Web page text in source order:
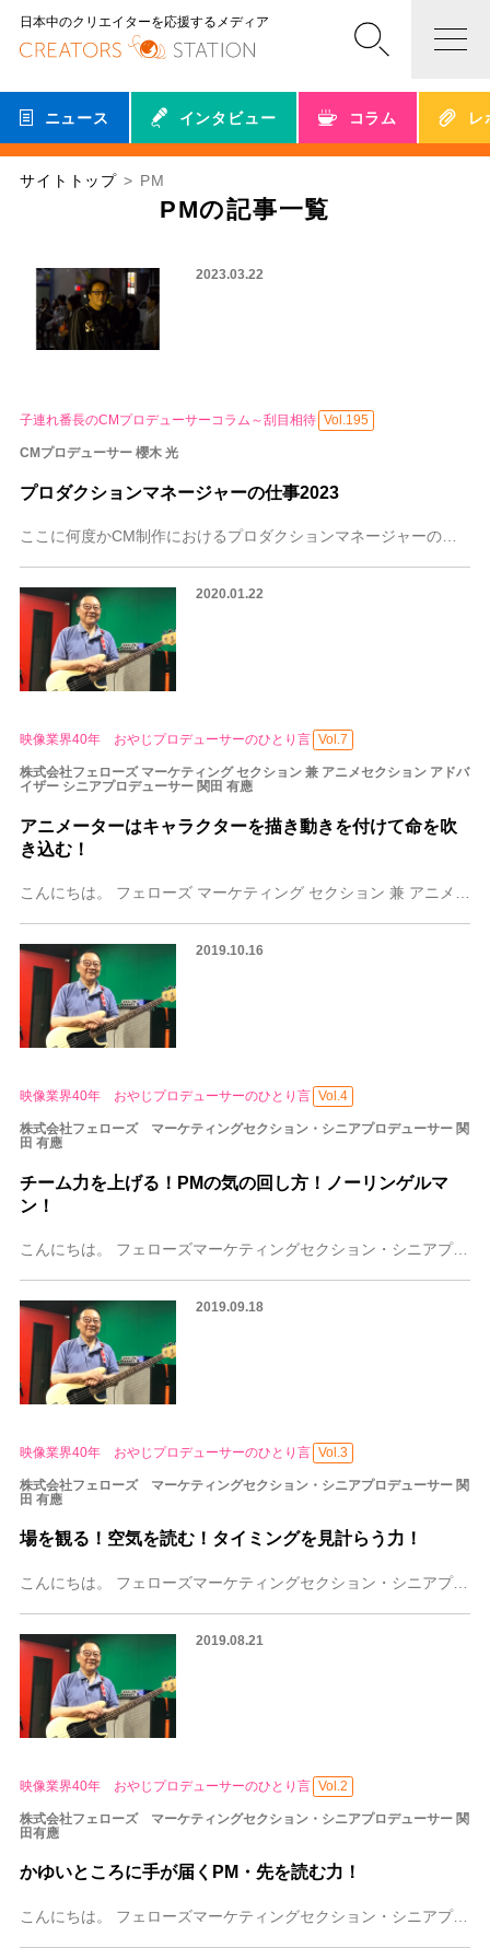
日本中のクリエイターを応援するメディア
ニュース インタビュー コラム レ
サイトトップ PM
PMの記事一覧
2023.03.22
子連れ番長のCMプロデューサーコラム～刮目相待 Vol.195
CMプロデューサー 櫻木 光
プロダクションマネージャーの仕事2023
ここに何度かCM制作におけるプロダクションマネージャーの役割に ついて書いた事がありますが、最近の撮影の現場に行くと、僕が やっていた頃のプロダクションマネージ
2020.01.22
映像業界40年 おやじプロデューサーのひとり言 Vol.7
株式会社フェローズ マーケティング セクション 兼 アニメセクション アドバ
イザー シニアプロデューサー 関田 有應
アニメーターはキャラクターを描き動きを付けて命を吹
き込む！
こんにちは。 フェローズ マーケティング セクション 兼 アニメセクション アドバイザー シニアプロデューサー 関田有應（せきたゆうおう）です。 まず先にお知ら
2019.10.16
映像業界40年 おやじプロデューサーのひとり言 Vol.4
株式会社フェローズ マーケティングセクション・シニアプロデューサー 関
田 有應
チーム力を上げる！PMの気の回し方！ノーリンゲルマ
ン！
こんにちは。 フェローズマーケティングセクション・シニアプロデューサー関田有應（せきたゆうおう）です。 4回目のコラムは「チーム力を上げる！PMの気の回し方！ノ
2019.09.18
映像業界40年 おやじプロデューサーのひとり言 Vol.3
株式会社フェローズ マーケティングセクション・シニアプロデューサー 関
田 有應
場を観る！空気を読む！タイミングを見計らう力！
こんにちは。 フェローズマーケティングセクション・シニアプロデューサー関田有應（せきたゆうおう）です。 第３回目のコラムは「場を観る！空気を読む！タイミングを見
2019.08.21
映像業界40年 おやじプロデューサーのひとり言 Vol.2
株式会社フェローズ マーケティングセクション・シニアプロデューサー 関
田有應
かゆいところに手が届くPM・先を読む力！
こんにちは。 フェローズマーケティングセクション・シニアプロデューサー関田有應（せきたゆうおう）です。 第2回目のコラムは「かゆいところに手が届くPM・先を読む